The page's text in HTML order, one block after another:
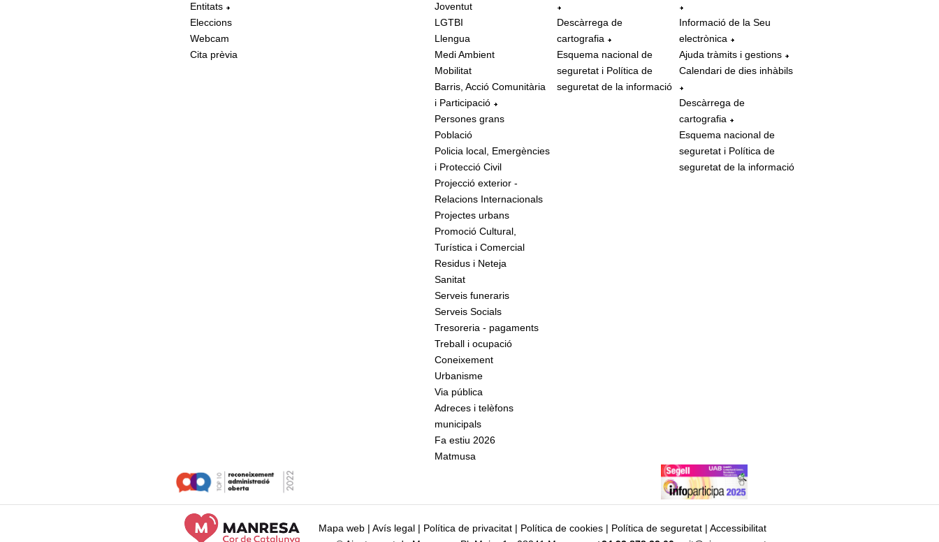
Entitats
Eleccions
Webcam
Cita prèvia
Joventut
LGTBI
Llengua
Medi Ambient
Mobilitat
Barris, Acció Comunitària
i Participació
Persones grans
Població
Policia local, Emergències
i Protecció Civil
Projecció exterior -
Relacions Internacionals
Projectes urbans
Promoció Cultural,
Turística i Comercial
Residus i Neteja
Sanitat
Serveis funeraris
Serveis Socials
Tresoreria - pagaments
Treball i ocupació
Coneixement
Urbanisme
Via pública
Adreces i telèfons
municipals
Fa estiu 2026
Matmusa
Descàrrega de
cartografia
Esquema nacional de
seguretat i Política de
seguretat de la informació
Informació de la Seu
electrònica
Ajuda tràmits i gestions
Calendari de dies inhàbils
Descàrrega de
cartografia
Esquema nacional de
seguretat i Política de
seguretat de la informació
Mapa web | Avís legal | Política de privacitat | Política de cookies | Política de seguretat | Accessibilitat